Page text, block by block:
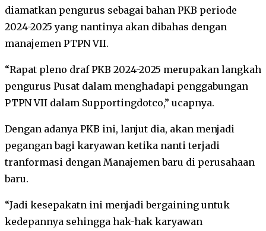
diamatkan pengurus sebagai bahan PKB periode
2024-2025 yang nantinya akan dibahas dengan
manajemen PTPN VII.
“Rapat pleno draf PKB 2024-2025 merupakan langkah
pengurus Pusat dalam menghadapi penggabungan
PTPN VII dalam Supportingdotco,” ucapnya.
Dengan adanya PKB ini, lanjut dia, akan menjadi
pegangan bagi karyawan ketika nanti terjadi
tranformasi dengan Manajemen baru di perusahaan
baru.
“Jadi kesepakatn ini menjadi bergaining untuk
kedepannya sehingga hak-hak karyawan